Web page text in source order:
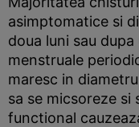
asimptomatice si
doua luni sau
menstruale
maresc in
sa se micsoreze si
functional